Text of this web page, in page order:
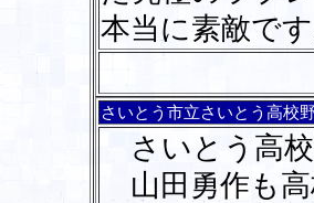
本当に素敵です
さいとう市立さいとう高校
さいとう高校
山田勇作も高